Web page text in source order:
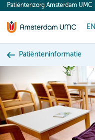
content
Patiëntenzorg Amsterdam UMC
EN
Patiënteninformatie